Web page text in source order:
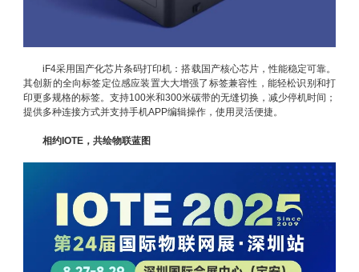
iF4采用国产化芯片条码打印机：搭载国产核心芯片，性能稳定可靠。
其创新的全向标签定位感应装置大大增强了标签兼容性，能轻松识别和打
印更多规格的标签。支持100米和300米碳带的无缝切换，减少停机时间；
提供多种连接方式并支持手机APP编辑操作，使用灵活便捷。
相约IOTE，共绘物联蓝图